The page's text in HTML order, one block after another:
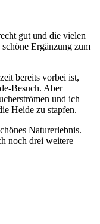
gut und die vielen
Ergänzung zum
bereits vorbei ist,
Besuch. Aber
und ich
Heide zu stapfen.
Naturerlebnis.
noch drei weitere